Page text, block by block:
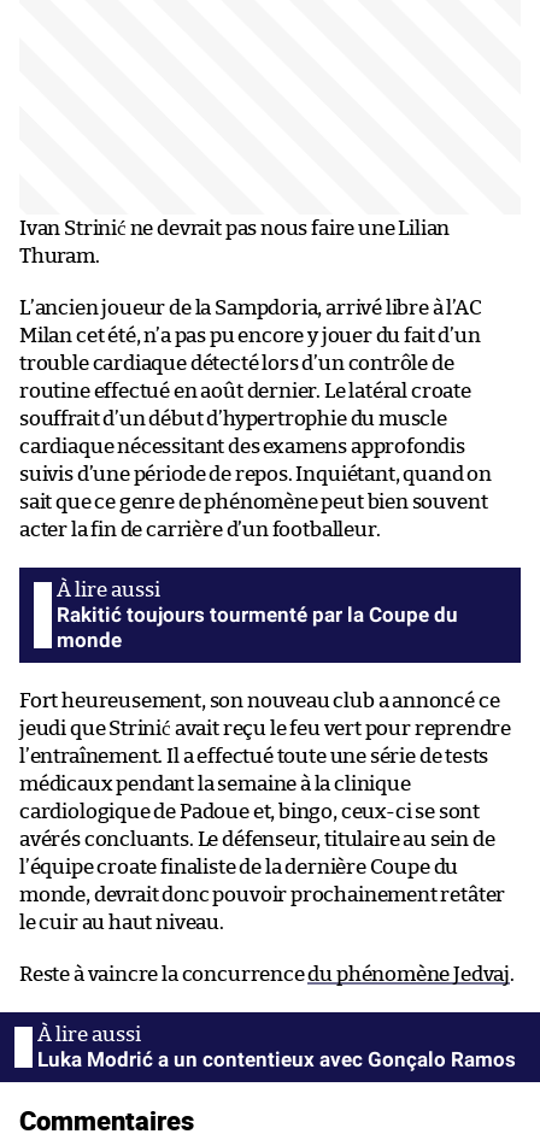
Ivan Strinić ne devrait pas nous faire une Lilian
Thuram.
L’ancien joueur de la Sampdoria, arrivé libre à l’AC
Milan cet été, n’a pas pu encore y jouer du fait d’un
trouble cardiaque détecté lors d’un contrôle de
routine effectué en août dernier. Le latéral croate
souffrait d’un début d’hypertrophie du muscle
cardiaque nécessitant des examens approfondis
suivis d’une période de repos. Inquiétant, quand on
sait que ce genre de phénomène peut bien souvent
acter la fin de carrière d’un footballeur.
Rakitić toujours tourmenté par la Coupe du
monde
Fort heureusement, son nouveau club a annoncé ce
jeudi que Strinić avait reçu le feu vert pour reprendre
l’entraînement. Il a effectué toute une série de tests
médicaux pendant la semaine à la clinique
cardiologique de Padoue et, bingo, ceux-ci se sont
avérés concluants. Le défenseur, titulaire au sein de
l’équipe croate finaliste de la dernière Coupe du
monde, devrait donc pouvoir prochainement retâter
le cuir au haut niveau.
Reste à vaincre la concurrencedu phénomène Jedvaj.
Luka Modrić a un contentieux avec Gonçalo Ramos
Commentaires